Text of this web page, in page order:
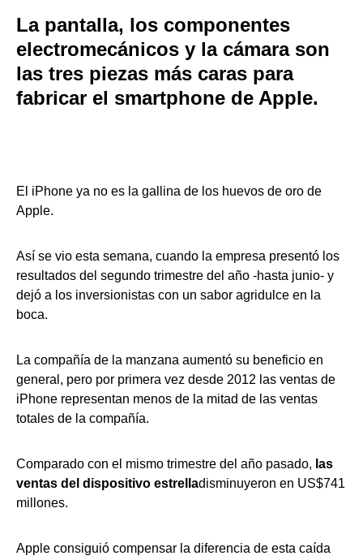
La pantalla, los componentes
electromecánicos y la cámara son
las tres piezas más caras para
fabricar el smartphone de Apple.
El iPhone ya no es la gallina de los huevos de oro de
Apple.
Así se vio esta semana, cuando la empresa presentó los
resultados del segundo trimestre del año -hasta junio- y
dejó a los inversionistas con un sabor agridulce en la
boca.
La compañía de la manzana aumentó su beneficio en
general, pero por primera vez desde 2012 las ventas de
iPhone representan menos de la mitad de las ventas
totales de la compañía.
Comparado con el mismo trimestre del año pasado, las
ventas del dispositivo estrelladisminuyeron en US$741
millones.
Apple consiguió compensar la diferencia de esta caída